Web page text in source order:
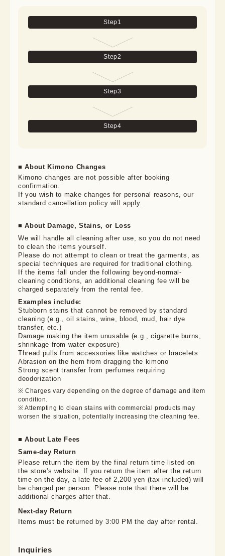
Step1
Step2
Step3
Step4
■ About Kimono Changes
Kimono changes are not possible after booking
confirmation.
If you wish to make changes for personal reasons, our
standard cancellation policy will apply.
■ About Damage, Stains, or Loss
We will handle all cleaning after use, so you do not need
to clean the items yourself.
Please do not attempt to clean or treat the garments, as
special techniques are required for traditional clothing.
If the items fall under the following beyond-normal-
cleaning conditions, an additional cleaning fee will be
charged separately from the rental fee.
Examples include:
Stubborn stains that cannot be removed by standard
cleaning (e.g., oil stains, wine, blood, mud, hair dye
transfer, etc.)
Damage making the item unusable (e.g., cigarette burns,
shrinkage from water exposure)
Thread pulls from accessories like watches or bracelets
Abrasion on the hem from dragging the kimono
Strong scent transfer from perfumes requiring
deodorization
※ Charges vary depending on the degree of damage and item
condition.
※ Attempting to clean stains with commercial products may
worsen the situation, potentially increasing the cleaning fee.
■ About Late Fees
Same-day Return
Please return the item by the final return time listed on
the store's website. If you return the item after the return
time on the day, a late fee of 2,200 yen (tax included) will
be charged per person. Please note that there will be
additional charges after that.
Next-day Return
Items must be returned by 3:00 PM the day after rental.
Inquiries